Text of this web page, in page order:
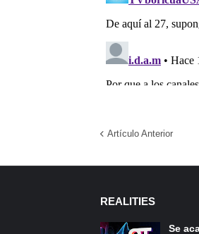
Artículo Anterior
REALITIES
Se